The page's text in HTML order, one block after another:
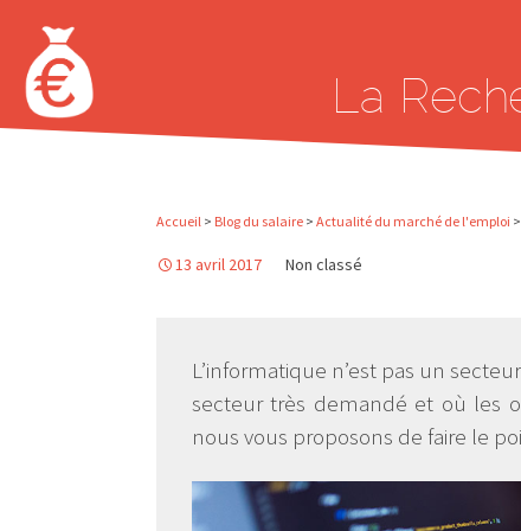
La
Accueil > Blog du salaire > Actualité du marché de l'emploi >
13 avril 2017 Non classé
L’informatique n’est pas un
secteur très demandé et où les
nous vous proposons de faire le